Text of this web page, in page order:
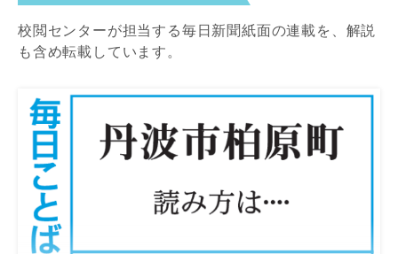
校閲センターが担当する毎日新聞紙面の連載を、解説
も含め転載しています。